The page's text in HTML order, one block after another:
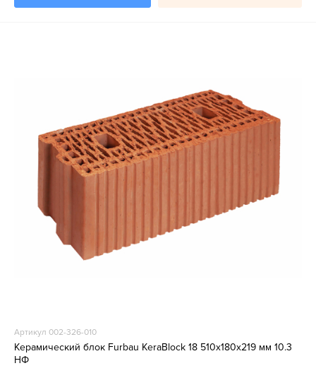
Артикул 002-326-010
Керамический блок Furbau KeraBlock 18 510х180х219 мм 10.3
НФ